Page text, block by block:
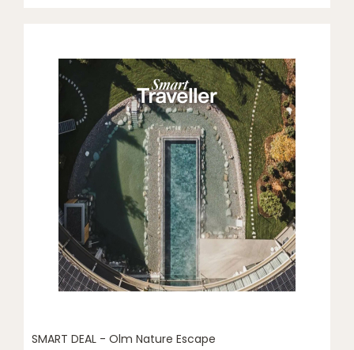
SMART DEAL - Olm Nature Escape